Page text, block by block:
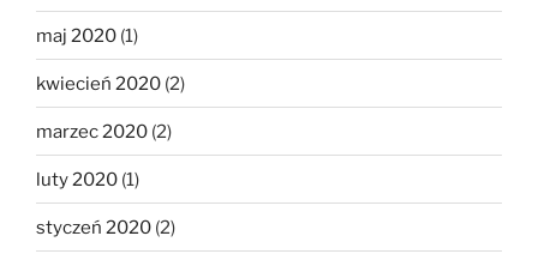
maj 2020 (1)
kwiecień 2020 (2)
marzec 2020 (2)
luty 2020 (1)
styczeń 2020 (2)